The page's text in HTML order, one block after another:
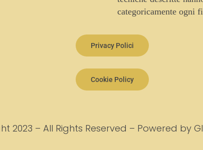
categoricamente ogni
Privacy Polici
Cookie Policy
2023 – All Rights Reserved – Powered by